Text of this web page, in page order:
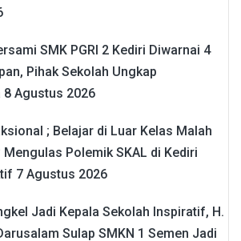
SMK PGRI 2 Kediri Diwarnai 4
Pihak Sekolah Ungkap
8 Agustus 2026
; Belajar di Luar Kelas Malah
Mengulas Polemik SKAL di Kediri
7 Agustus 2026
Jadi Kepala Sekolah Inspiratif, H.
Sulap SMKN 1 Semen Jadi